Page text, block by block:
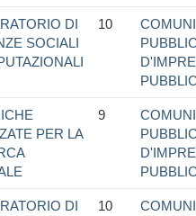
DI
SOCIALI
10
PER LA
9
DI
10